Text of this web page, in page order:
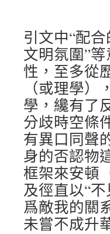
引文中“配
文明氛圍”
性，至多從
（或理學
學，纔有了
分歧時空條
有異口同聲
身的否認物
框架來安頓
及徑直以“
爲敵我的關
未嘗不成升